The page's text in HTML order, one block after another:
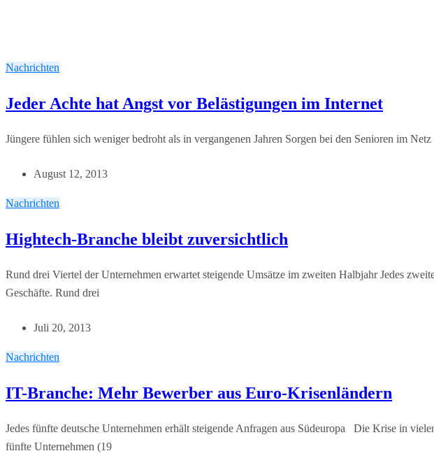
Nachrichten
Jeder Achte hat Angst vor Belästigungen im Internet
Jüngere fühlen sich weniger bedroht als in vergangenen Jahren Sorgen bei den Senioren im
August 12, 2013
Nachrichten
Hightech-Branche bleibt zuversichtlich
Rund drei Viertel der Unternehmen erwartet steigende Umsätze im zweiten Halbjahr Jedes
Geschäfte. Rund drei
Juli 20, 2013
Nachrichten
IT-Branche: Mehr Bewerber aus Euro-Krisenländern
Jedes fünfte deutsche Unternehmen erhält steigende Anfragen aus Südeuropa Die Krise in
fünfte Unternehmen (19